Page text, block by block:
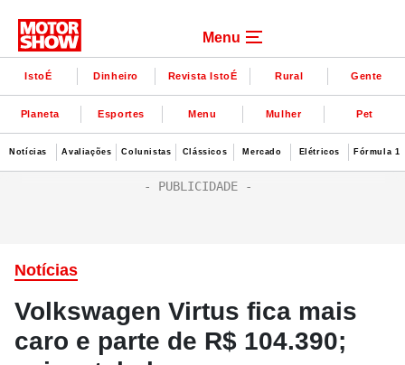
Menu
IstoÉ Dinheiro Revista IstoÉ Rural Gente
Planeta Esportes Menu Mulher Pet
Notícias Avaliações Colunistas Clássicos Mercado Elétricos Fórmula 1
Notícias
Volkswagen Virtus fica mais
caro e parte de R$ 104.390;